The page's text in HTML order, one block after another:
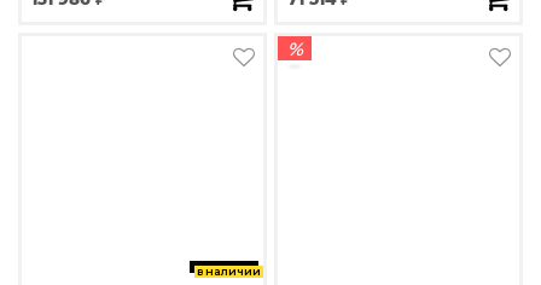
в наличии
%